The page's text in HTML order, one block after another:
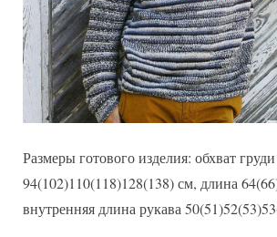
Размеры готового изделия: обхват груди
94(102)110(118)128(138) см, длина
внутренняя длина рукава